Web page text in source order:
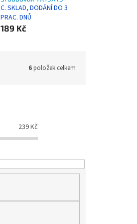
C. SKLAD, DODÁNÍ DO 3
PRAC. DNŮ
189 Kč
6položek celkem
239Kč